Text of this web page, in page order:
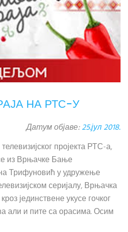
НА РТС-У
Датум објаве:25.јул 2018.
пројекта РТС-а,
из Врњачке Бање
Трифуновић у удружење
серијалу, Врњачка
јединствене укусе гочког
али и пите са орасима. Осим